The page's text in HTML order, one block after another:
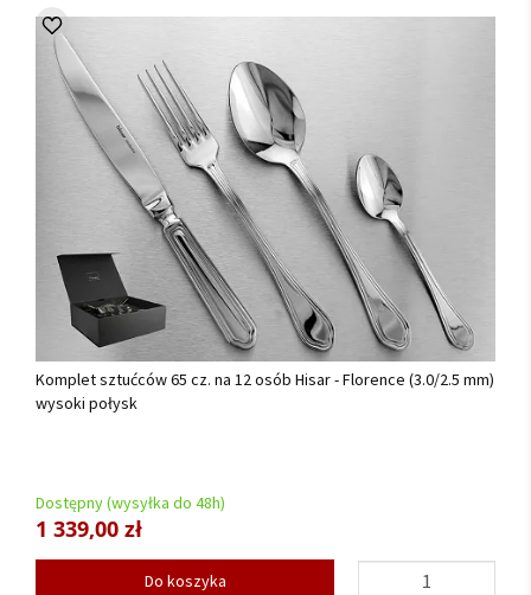
Komplet sztućców 65 cz. na 12 osób Hisar - Florence (3.0/2.5 mm)
wysoki połysk
Dostępny (wysyłka do 48h)
1 339,00 zł
Do koszyka